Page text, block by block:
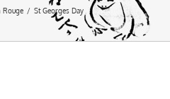
Rouge / St Georges Day